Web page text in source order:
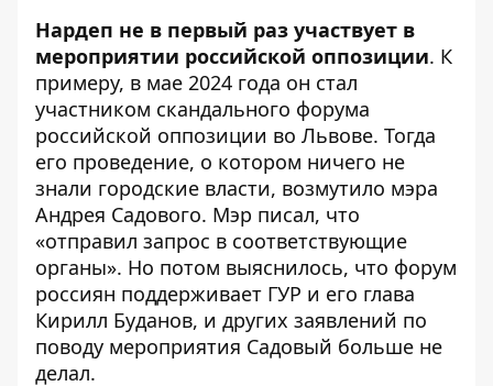
Нардеп не в первый раз участвует в
мероприятии российской оппозиции. К
примеру, в мае 2024 года он стал
участником скандального форума
российской оппозиции во Львове. Тогда
его проведение, о котором ничего не
знали городские власти, возмутило мэра
Андрея Садового. Мэр писал, что
«отправил запрос в соответствующие
органы». Но потом выяснилось, что форум
россиян поддерживает ГУР и его глава
Кирилл Буданов, и других заявлений по
поводу мероприятия Садовый больше не
делал.